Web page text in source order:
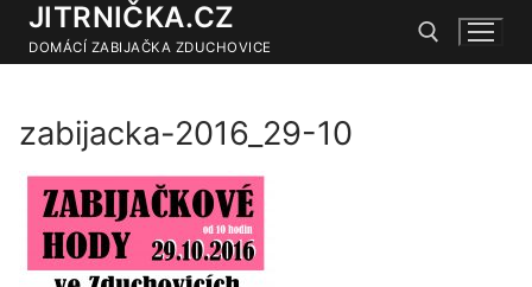
Přeskočit
JITRNIČKA.CZ
DOMÁCÍ ZABIJAČKA ZDUCHOVICE
Hledat:
zabijacka-2016_29-10